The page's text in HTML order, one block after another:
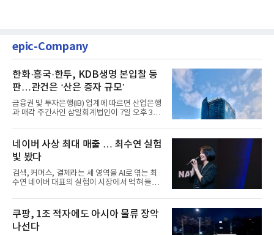
epic-Company
한화·흥국·한투, KDB생명 본입찰 등
판…관건은 ‘산은 증자 규모’
금융권 및 투자은행(IB) 업계에 따르면 산업은행
과 매각 주간사인 삼일회계법인이 7일 오후 3시
네이버 사상 최대 매출 … 최수연 실험
빛 봤다
검색, 커머스, 결제라는 세 영역을 AI로 엮는 최
수연 네이버 대표의 실험이 시장에서 먹혀 들어
쿠팡, 1조 적자에도 아시아 물류 장악
나선다